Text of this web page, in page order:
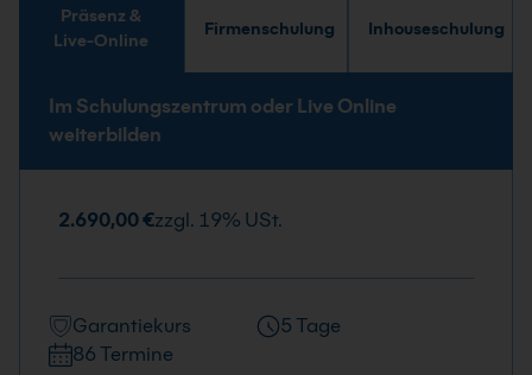
Präsenz &
Live-Online
Firmenschulung Inhouseschulung
Im Schulungszentrum oder Live Online
weiterbilden
2.690,00 €zzgl. 19% USt.
Garantiekurs
5 Tage
86 Termine